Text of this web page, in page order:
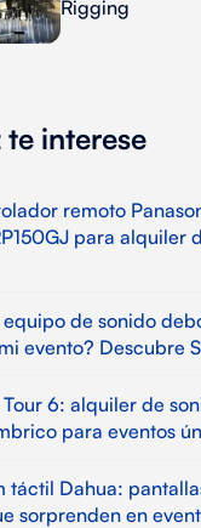
Rigging
te interese
remoto
para alquiler
equipo de sonido
evento? Descubre
Tour 6: alquiler de
para eventos
táctil Dahua:
sorprenden en